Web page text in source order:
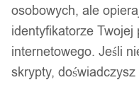
379,00zł
Darmowa dostawa od
Dostawa w 24h
Zamówienia złożone do
osobowych, ale
identyfikatorze Twojej
internetowego. Jeśli
skrypty,